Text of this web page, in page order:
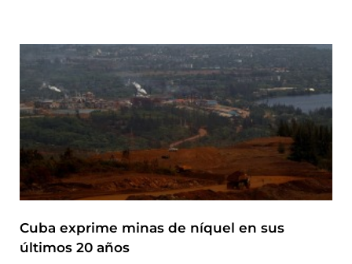
Cuba exprime minas de níquel en sus
últimos 20 años